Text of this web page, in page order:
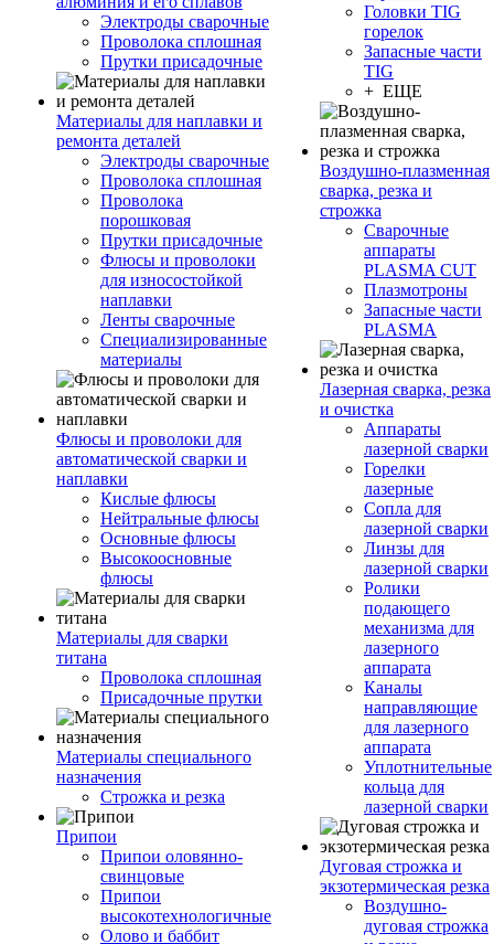
Электроды сварочные
Проволока сплошная
Прутки присадочные
Материалы для наплавки и
ремонта деталей
Электроды сварочные
Проволока сплошная
Проволока
порошковая
Прутки присадочные
Флюсы и проволоки
для износостойкой
наплавки
Ленты сварочные
Специализированные
материалы
Флюсы и проволоки для
автоматической сварки и
наплавки
Кислые флюсы
Нейтральные флюсы
Основные флюсы
Высокоосновные
флюсы
Материалы для сварки
титана
Проволока сплошная
Присадочные прутки
Материалы специального
назначения
Строжка и резка
Припои
Припои оловянно-
свинцовые
Припои
высокотехнологичные
Олово и баббит
Головки TIG
горелок
Запасные части
TIG
+ ЕЩЕ
Воздушно-плазменная
сварка, резка и
строжка
Сварочные
аппараты
PLASMA CUT
Плазмотроны
Запасные части
PLASMA
Лазерная сварка, резка
и очистка
Аппараты
лазерной сварки
Горелки
лазерные
Сопла для
лазерной сварки
Линзы для
лазерной сварки
Ролики
подающего
механизма для
лазерного
аппарата
Каналы
направляющие
для лазерного
аппарата
Уплотнительные
кольца для
лазерной сварки
Дуговая строжка и
экзотермическая резка
Воздушно-
дуговая строжка